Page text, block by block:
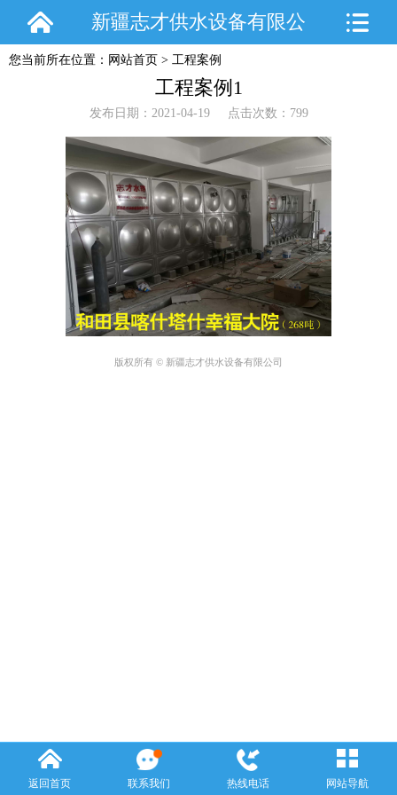
新疆志才供水设备有限公
司
您当前所在位置： 网站首页 > 工程案例
工程案例1
发布日期：2021-04-19 点击次数：799
版权所有 © 新疆志才供水设备有限公司
返回首页 联系我们 热线电话 网站导航